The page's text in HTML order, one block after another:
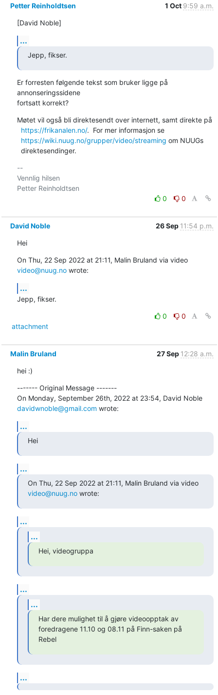
Petter Reinholdtsen 1 Oct 9:59 a.m.
[David Noble]
...
Jepp, fikser.
Er forresten følgende tekst som bruker ligge på
annonseringssidene
fortsatt korrekt?
Møtet vil også bli direktesendt over internett, samt direkte på
https://frikanalen.no/.  For mer informasjon se
https://wiki.nuug.no/grupper/video/streaming om NUUGs
  direktesendinger.
--
Vennlig hilsen
0
0
David Noble 26 Sep 11:54 p.m.
Hei
On Thu, 22 Sep 2022 at 21:11, Malin Bruland via video
video@nuug.no wrote:
...
Jepp, fikser.
0
0
attachment
Malin Bruland 27 Sep 12:28 a.m.
hei :)
------- Original Message -------
On Monday, September 26th, 2022 at 23:54, David Noble
davidwnoble@gmail.com wrote:
...
Hei
...
On Thu, 22 Sep 2022 at 21:11, Malin Bruland via video
video@nuug.no wrote:
...
...
Hei, videogruppa
...
...
Har dere mulighet til å gjøre videoopptak av
foredragene 11.10 og 08.11 på Finn-saken på
Rebel
...